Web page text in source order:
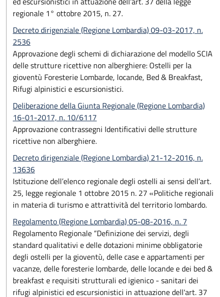
regionale 1° ottobre 2015, n. 27.
Decreto dirigenziale (Regione Lombardia) 09-03-2017, n.
2536
Approvazione degli schemi di dichiarazione del modello SCIA
delle strutture ricettive non alberghiere: Ostelli per la
gioventù Foresterie Lombarde, locande, Bed & Breakfast,
Rifugi alpinistici e escursionistici.
Deliberazione della Giunta Regionale (Regione Lombardia)
16-01-2017, n. 10/6117
Approvazione contrassegni Identificativi delle strutture
ricettive non alberghiere.
Decreto dirigenziale (Regione Lombardia) 21-12-2016, n.
13636
Istituzione dell’elenco regionale degli ostelli ai sensi dell’art.
25, legge regionale 1 ottobre 2015 n. 27 «Politiche regionali
in materia di turismo e attrattività del territorio lombardo.
Regolamento (Regione Lombardia) 05-08-2016, n. 7
Regolamento Regionale “Definizione dei servizi, degli
standard qualitativi e delle dotazioni minime obbligatorie
degli ostelli per la gioventù, delle case e appartamenti per
vacanze, delle foresterie lombarde, delle locande e dei bed &
breakfast e requisiti strutturali ed igienico - sanitari dei
rifugi alpinistici ed escursionistici in attuazione dell'art. 37